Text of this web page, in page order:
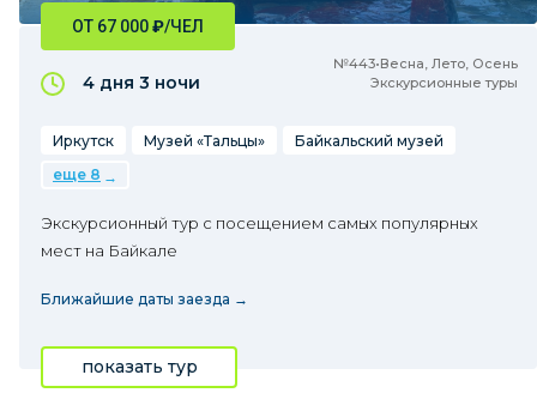
№443•Весна, Лето, Осень
Экскурсионные туры
ОТ 67 000₽/ЧЕЛ
4 дня 3 ночи
Иркутск Музей «Тальцы»
Байкальский музей
еще 8
Экскурсионный тур с посещением самых популярных
мест на Байкале
Ближайшие даты заезда →
показать тур